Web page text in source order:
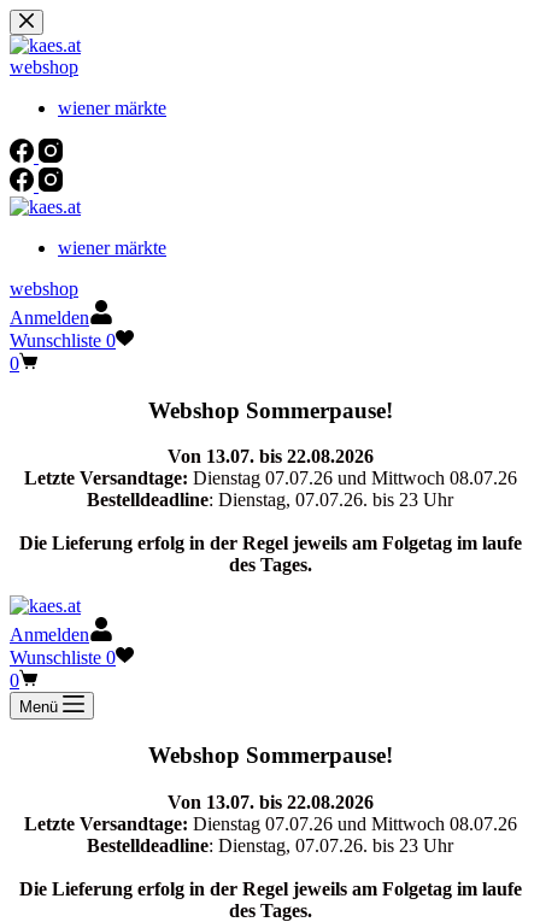
Zum
Inhalt
springen
webshop
wiener märkte
wiener märkte
webshop
Anmelden
Wunschliste 0
Warenkorb
0
Webshop Sommerpause!
Von 13.07. bis 22.08.2026
Letzte Versandtage: Dienstag 07.07.26 und Mittwoch 08.07.26
Bestelldeadline: Dienstag, 07.07.26. bis 23 Uhr
Die Lieferung erfolg in der Regel jeweils am Folgetag im laufe
des Tages.
Anmelden
Wunschliste 0
Warenkorb
0
Menü
Webshop Sommerpause!
Von 13.07. bis 22.08.2026
Letzte Versandtage: Dienstag 07.07.26 und Mittwoch 08.07.26
Bestelldeadline: Dienstag, 07.07.26. bis 23 Uhr
Die Lieferung erfolg in der Regel jeweils am Folgetag im laufe
des Tages.